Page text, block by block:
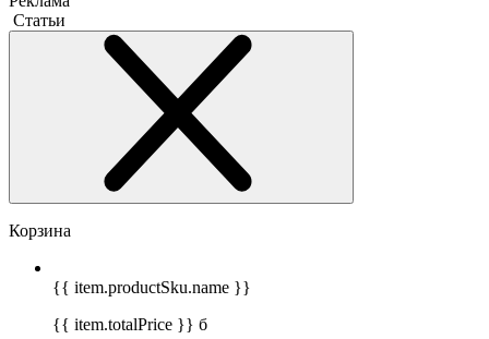
Статьи
Корзина
{{ item.productSku.name }}
{{ item.totalPrice }} б